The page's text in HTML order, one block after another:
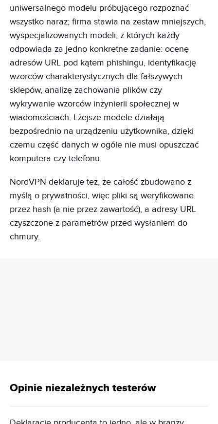
uniwersalnego modelu próbującego rozpoznać
wszystko naraz; firma stawia na zestaw mniejszych,
wyspecjalizowanych modeli, z których każdy
odpowiada za jedno konkretne zadanie: ocenę
adresów URL pod kątem phishingu, identyfikację
wzorców charakterystycznych dla fałszywych
sklepów, analizę zachowania plików czy
wykrywanie wzorców inżynierii społecznej w
wiadomościach. Lżejsze modele działają
bezpośrednio na urządzeniu użytkownika, dzięki
czemu część danych w ogóle nie musi opuszczać
komputera czy telefonu.
NordVPN deklaruje też, że całość zbudowano z
myślą o prywatności, więc pliki są weryfikowane
przez hash (a nie przez zawartość), a adresy URL
czyszczone z parametrów przed wysłaniem do
chmury.
Opinie niezależnych testerów